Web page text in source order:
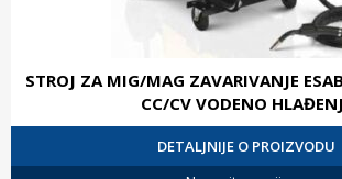
STROJ ZA MIG/MAG ZAVARIVANJE
CC/CV VODENO
DETALJNIJE O PROIZVODU